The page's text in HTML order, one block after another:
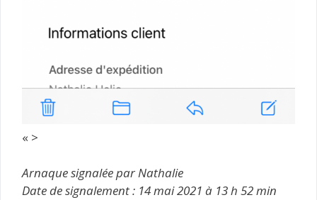
« >
Arnaque signalée par Nathalie
Date de signalement : 14 mai 2021 à 13 h 52 min